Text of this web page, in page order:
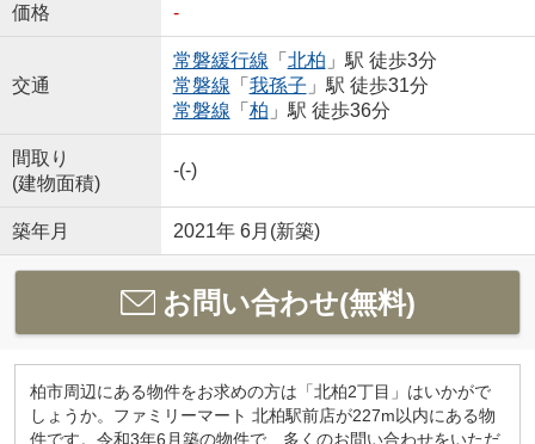
価格 -
交通
常磐緩行線 「 北柏 」駅 徒歩3分
常磐線 「 我孫子 」駅 徒歩31分
常磐線 「 柏 」駅 徒歩36分
間取り
(建物面積)
-(-)
築年月 2021年 6月(新築)
お問い合わせ(無料)
柏市周辺にある物件をお求めの方は「北柏2丁目」はいかがで
しょうか。ファミリーマート 北柏駅前店が227m以内にある物
件です。令和3年6月築の物件で、多くのお問い合わせをいただ